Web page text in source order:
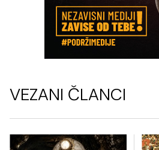
VEZANI ČLANCI